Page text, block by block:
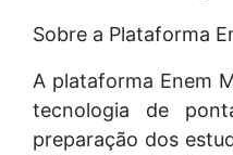
Sobre a Plataforma
A plataforma Enem
tecnologia de
preparação dos